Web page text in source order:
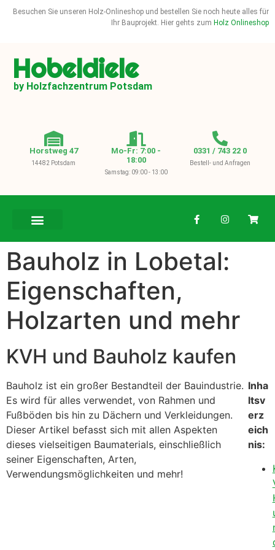
Besuchen Sie unseren Holz-Onlineshop und bestellen Sie noch heute alles für
Ihr Bauprojekt. Hier gehts zum Holz Onlineshop
Hobeldiele
by Holzfachzentrum Potsdam
Horstweg 47
14482 Potsdam
Mo-Fr: 7:00 -
18:00
Samstag: 09:00 - 13:00
0331 / 743 22 0
Bestell- und Anfragen
Bauholz in Lobetal:
Eigenschaften,
Holzarten und mehr
KVH und Bauholz kaufen
Bauholz ist ein großer Bestandteil der Bauindustrie.
Es wird für alles verwendet, von Rahmen und
Fußböden bis hin zu Dächern und Verkleidungen.
Dieser Artikel befasst sich mit allen Aspekten
dieses vielseitigen Baumaterials, einschließlich
seiner Eigenschaften, Arten,
Verwendungsmöglichkeiten und mehr!
Inha
ltsv
erz
eich
nis: